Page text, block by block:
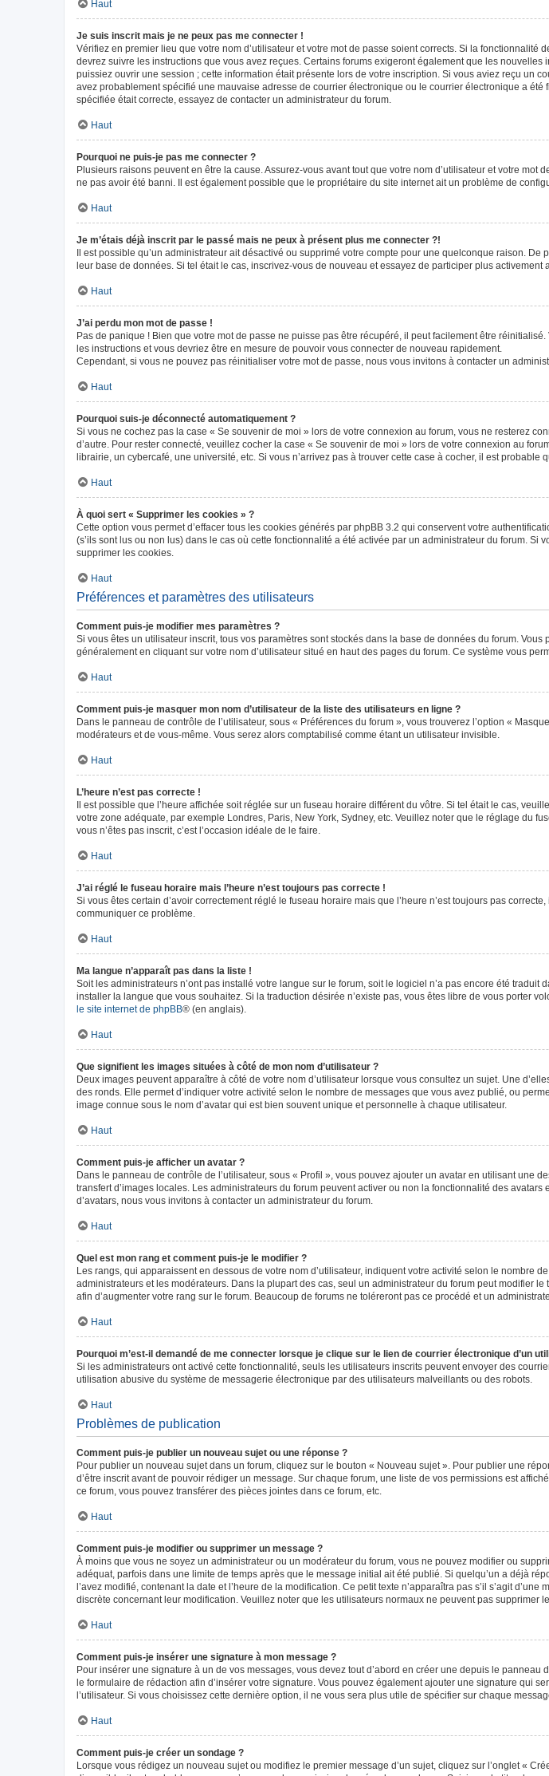
Haut
Je suis inscrit mais je ne peux pas me connecter !
Vérifiez en premier lieu que votre nom d’utilisateur et votre mot de passe soient corrects. Si la
devrez suivre les instructions que vous avez reçues. Certains forums exigeront également que les
puissiez ouvrir une session ; cette information était présente lors de votre inscription. Si vous aviez reçu un
avez probablement spécifié une mauvaise adresse de courrier électronique ou le courrier électronique a
spécifiée était correcte, essayez de contacter un administrateur du forum.
Haut
Pourquoi ne puis-je pas me connecter ?
Plusieurs raisons peuvent en être la cause. Assurez-vous avant tout que votre nom d’utilisateur et votre
ne pas avoir été banni. Il est également possible que le propriétaire du site internet ait un problème de
Haut
Je m’étais déjà inscrit par le passé mais ne peux à présent plus me connecter ?!
Il est possible qu’un administrateur ait désactivé ou supprimé votre compte pour une quelconque raison.
leur base de données. Si tel était le cas, inscrivez-vous de nouveau et essayez de participer plus activement
Haut
J’ai perdu mon mot de passe !
Pas de panique ! Bien que votre mot de passe ne puisse pas être récupéré, il peut facilement être
les instructions et vous devriez être en mesure de pouvoir vous connecter de nouveau rapidement.
Cependant, si vous ne pouvez pas réinitialiser votre mot de passe, nous vous invitons à contacter un
Haut
Pourquoi suis-je déconnecté automatiquement ?
Si vous ne cochez pas la case « Se souvenir de moi » lors de votre connexion au forum, vous ne resterez
d’autre. Pour rester connecté, veuillez cocher la case « Se souvenir de moi » lors de votre connexion au
librairie, un cybercafé, une université, etc. Si vous n’arrivez pas à trouver cette case à cocher, il est probable
Haut
À quoi sert « Supprimer les cookies » ?
Cette option vous permet d’effacer tous les cookies générés par phpBB 3.2 qui conservent votre
(s’ils sont lus ou non lus) dans le cas où cette fonctionnalité a été activée par un administrateur du forum.
supprimer les cookies.
Haut
Préférences et paramètres des utilisateurs
Comment puis-je modifier mes paramètres ?
Si vous êtes un utilisateur inscrit, tous vos paramètres sont stockés dans la base de données du forum.
généralement en cliquant sur votre nom d’utilisateur situé en haut des pages du forum. Ce système vous
Haut
Comment puis-je masquer mon nom d’utilisateur de la liste des utilisateurs en ligne ?
Dans le panneau de contrôle de l’utilisateur, sous « Préférences du forum », vous trouverez l’option «
modérateurs et de vous-même. Vous serez alors comptabilisé comme étant un utilisateur invisible.
Haut
L’heure n’est pas correcte !
Il est possible que l’heure affichée soit réglée sur un fuseau horaire différent du vôtre. Si tel était le cas,
votre zone adéquate, par exemple Londres, Paris, New York, Sydney, etc. Veuillez noter que le réglage du
vous n’êtes pas inscrit, c’est l’occasion idéale de le faire.
Haut
J’ai réglé le fuseau horaire mais l’heure n’est toujours pas correcte !
Si vous êtes certain d’avoir correctement réglé le fuseau horaire mais que l’heure n’est toujours pas
communiquer ce problème.
Haut
Ma langue n’apparaît pas dans la liste !
Soit les administrateurs n’ont pas installé votre langue sur le forum, soit le logiciel n’a pas encore été
installer la langue que vous souhaitez. Si la traduction désirée n’existe pas, vous êtes libre de vous porter
le site internet de phpBB® (en anglais).
Haut
Que signifient les images situées à côté de mon nom d’utilisateur ?
Deux images peuvent apparaître à côté de votre nom d’utilisateur lorsque vous consultez un sujet. Une
des ronds. Elle permet d’indiquer votre activité selon le nombre de messages que vous avez publié, ou
image connue sous le nom d’avatar qui est bien souvent unique et personnelle à chaque utilisateur.
Haut
Comment puis-je afficher un avatar ?
Dans le panneau de contrôle de l’utilisateur, sous « Profil », vous pouvez ajouter un avatar en utilisant une
transfert d’images locales. Les administrateurs du forum peuvent activer ou non la fonctionnalité des
d’avatars, nous vous invitons à contacter un administrateur du forum.
Haut
Quel est mon rang et comment puis-je le modifier ?
Les rangs, qui apparaissent en dessous de votre nom d’utilisateur, indiquent votre activité selon le nombre
administrateurs et les modérateurs. Dans la plupart des cas, seul un administrateur du forum peut modifier
afin d’augmenter votre rang sur le forum. Beaucoup de forums ne toléreront pas ce procédé et un
Haut
Pourquoi m’est-il demandé de me connecter lorsque je clique sur le lien de courrier électronique d’un
Si les administrateurs ont activé cette fonctionnalité, seuls les utilisateurs inscrits peuvent envoyer des
utilisation abusive du système de messagerie électronique par des utilisateurs malveillants ou des robots.
Haut
Problèmes de publication
Comment puis-je publier un nouveau sujet ou une réponse ?
Pour publier un nouveau sujet dans un forum, cliquez sur le bouton « Nouveau sujet ». Pour publier une
d’être inscrit avant de pouvoir rédiger un message. Sur chaque forum, une liste de vos permissions est
ce forum, vous pouvez transférer des pièces jointes dans ce forum, etc.
Haut
Comment puis-je modifier ou supprimer un message ?
À moins que vous ne soyez un administrateur ou un modérateur du forum, vous ne pouvez modifier ou
adéquat, parfois dans une limite de temps après que le message initial ait été publié. Si quelqu’un a déjà
l’avez modifié, contenant la date et l’heure de la modification. Ce petit texte n’apparaîtra pas s’il s’agit
discrète concernant leur modification. Veuillez noter que les utilisateurs normaux ne peuvent pas supprimer
Haut
Comment puis-je insérer une signature à mon message ?
Pour insérer une signature à un de vos messages, vous devez tout d’abord en créer une depuis le
le formulaire de rédaction afin d’insérer votre signature. Vous pouvez également ajouter une signature qui
l’utilisateur. Si vous choisissez cette dernière option, il ne vous sera plus utile de spécifier sur chaque
Haut
Comment puis-je créer un sondage ?
Lorsque vous rédigez un nouveau sujet ou modifiez le premier message d’un sujet, cliquez sur l’onglet «